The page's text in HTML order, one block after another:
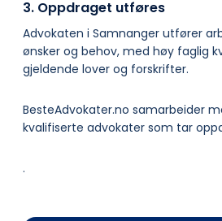
3. Oppdraget utføres
Advokaten i Samnanger utfører
ønsker og behov, med høy faglig
gjeldende lover og forskrifter.
BesteAdvokater.no samarbeider
kvalifiserte advokater som tar
.